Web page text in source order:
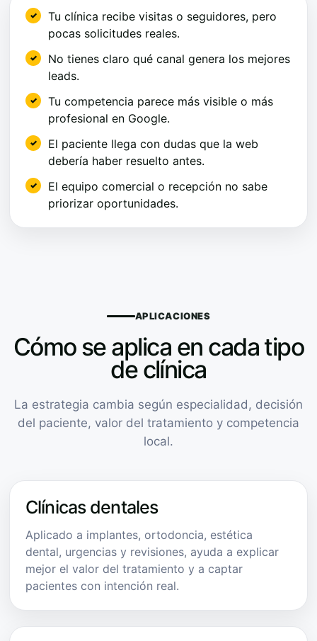
Tu clínica recibe visitas o seguidores, pero
pocas solicitudes reales.
No tienes claro qué canal genera los mejores
leads.
Tu competencia parece más visible o más
profesional en Google.
El paciente llega con dudas que la web
debería haber resuelto antes.
El equipo comercial o recepción no sabe
priorizar oportunidades.
APLICACIONES
Cómo se aplica en cada tipo
de clínica
La estrategia cambia según especialidad, decisión
del paciente, valor del tratamiento y competencia
local.
Clínicas dentales
Aplicado a implantes, ortodoncia, estética
dental, urgencias y revisiones, ayuda a explicar
mejor el valor del tratamiento y a captar
pacientes con intención real.